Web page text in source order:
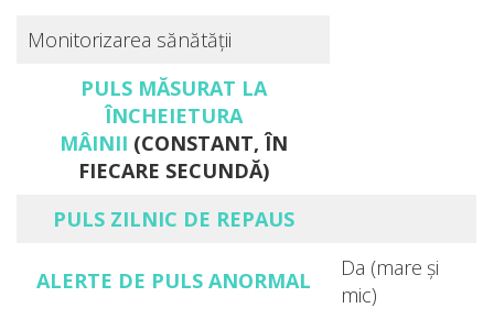
Monitorizarea sănătății
PULS MĂSURAT LA
ÎNCHEIETURA
MÂINII (CONSTANT, ÎN
FIECARE SECUNDĂ)
PULS ZILNIC DE REPAUS
ALERTE DE PULS ANORMAL
Da (mare și
mic)